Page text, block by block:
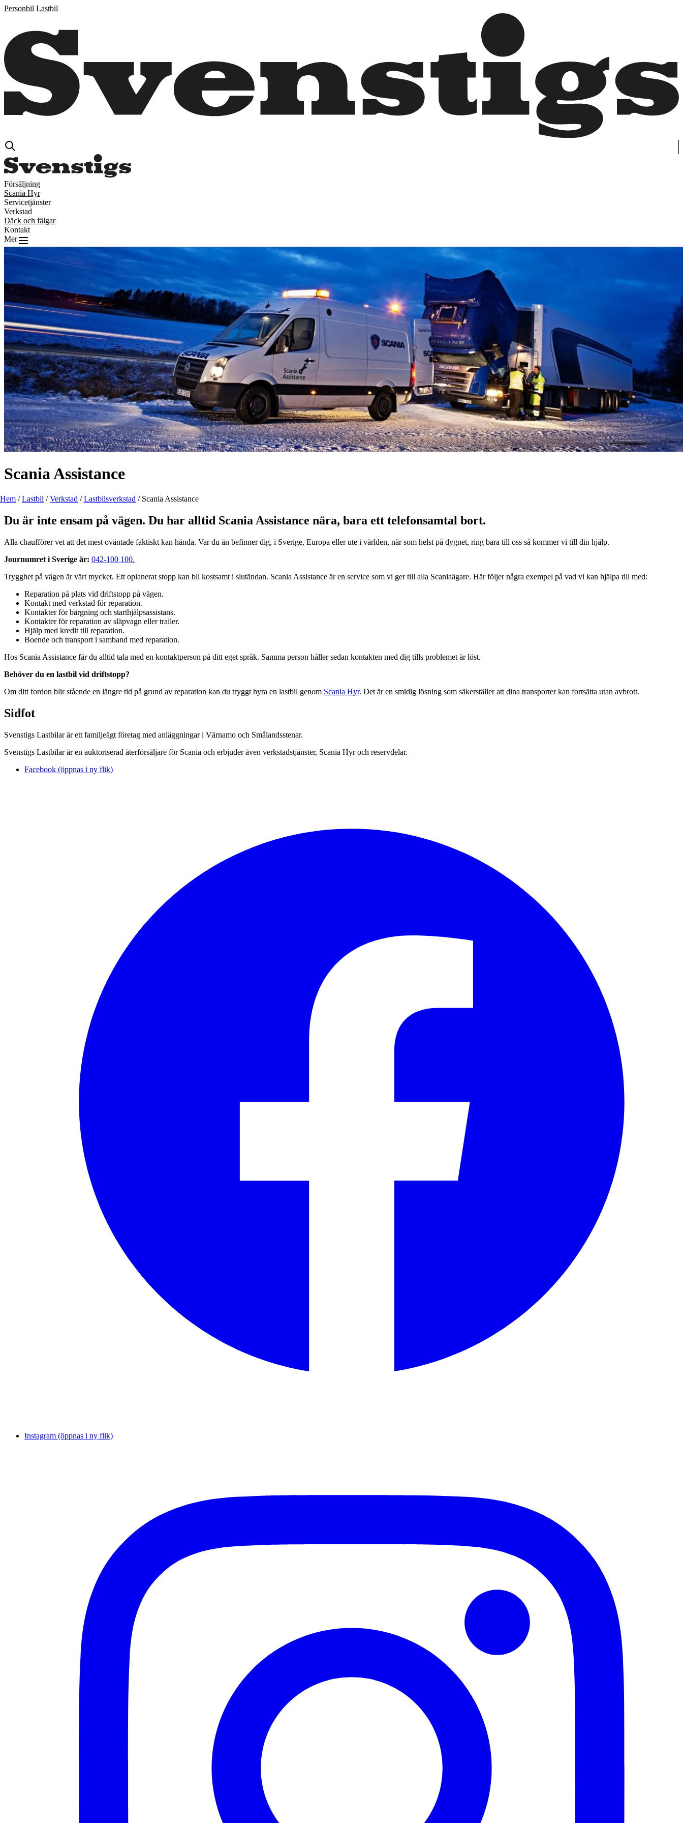
Personbil Lastbil
Försäljning
Scania Hyr
Servicetjänster
Verkstad
Däck och fälgar
Kontakt
Mer
Scania Assistance
Hem /Lastbil /Verkstad /Lastbilsverkstad / Scania Assistance
Du är inte ensam på vägen. Du har alltid Scania Assistance nära, bara ett telefonsamtal bort.
Alla chaufförer vet att det mest oväntade faktiskt kan hända. Var du än befinner dig, i Sverige, Europa eller ute i världen, när som helst på dygnet, ring bara till oss så kommer vi till din hjälp.
Journumret i Sverige är: 042-100 100.
Trygghet på vägen är värt mycket. Ett oplanerat stopp kan bli kostsamt i slutändan. Scania Assistance är en service som vi ger till alla Scaniaägare. Här följer några exempel på vad vi kan hjälpa till med:
Reparation på plats vid driftstopp på vägen.
Kontakt med verkstad för reparation.
Kontakter för bärgning och starthjälpsassistans.
Kontakter för reparation av släpvagn eller trailer.
Hjälp med kredit till reparation.
Boende och transport i samband med reparation.
Hos Scania Assistance får du alltid tala med en kontaktperson på ditt eget språk. Samma person håller sedan kontakten med dig tills problemet är löst.
Behöver du en lastbil vid driftstopp?
Om ditt fordon blir stående en längre tid på grund av reparation kan du tryggt hyra en lastbil genom Scania Hyr. Det är en smidig lösning som säkerställer att dina transporter kan fortsätta utan avbrott.
Sidfot
Svenstigs Lastbilar är ett familjeägt företag med anläggningar i Värnamo och Smålandsstenar.
Svenstigs Lastbilar är en auktoriserad återförsäljare för Scania och erbjuder även verkstadstjänster, Scania Hyr och reservdelar.
Facebook (öppnas i ny flik)
Instagram (öppnas i ny flik)